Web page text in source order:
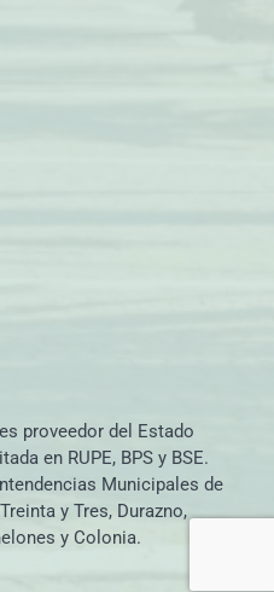
proveedor del Estado
en RUPE, BPS y BSE.
Municipales de
y Tres, Durazno,
y Colonia.